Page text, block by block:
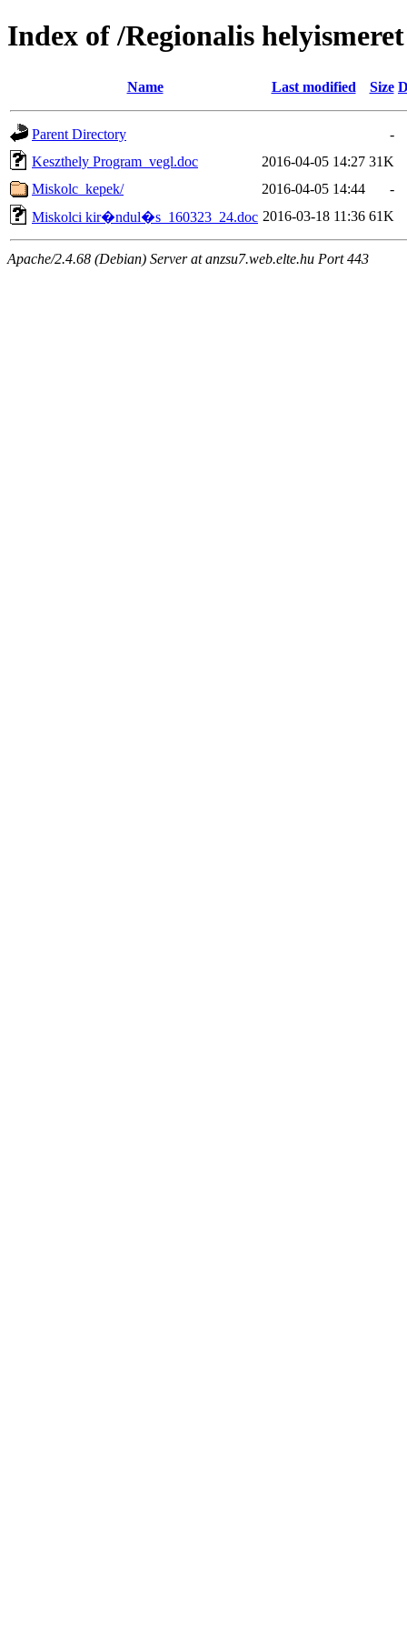
Index of /Regionalis helyismeret
Name Last modified Size
Parent Directory
-
Keszthely Program_vegl.doc
2016-04-05 14:27 31K
Miskolc_kepek/
2016-04-05 14:44
-
Miskolci kir�ndul�s_160323_24.doc 2016-03-18 11:36 61K
Apache/2.4.68 (Debian) Server at anzsu7.web.elte.hu Port 443